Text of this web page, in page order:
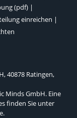
(pdf) |
einreichen |
40878 Ratingen,
Minds GmbH. Eine
finden Sie unter
.